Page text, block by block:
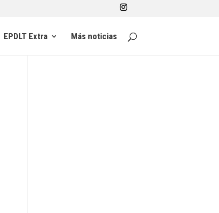
EPDLT Extra Más noticias